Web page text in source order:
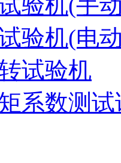
验机(电
试验机
系数测